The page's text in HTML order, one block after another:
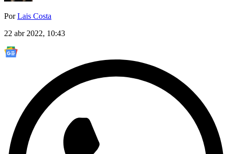
PorLais Costa
22 abr 2022, 10:43